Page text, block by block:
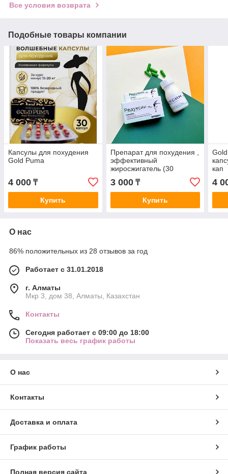
Все условия возврата
Подобные товары компании
Капсулы для похудения
Gold Puma
4 000 ₸
Купить
Препарат для похудения ,
эффективный
жиросжигатель (30
капсулу) 15 мг
3 000₸
Купить
кап
4
О нас
86% положительных из 28 отзывов за год
Работает с 31.01.2018
г. Алматы
Мкр 3, дом 38, Алматы, Казахстан
Контакты
Сегодня работает с 09:00 до 18:00
Показать весь график работы
О нас
Контакты
Доставка и оплата
График работы
Полная версия сайта